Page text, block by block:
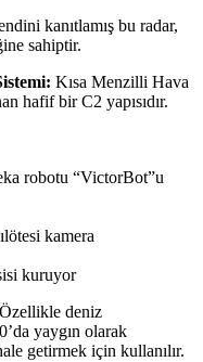
kanıtlamış bu radar,
sahiptir.
Kısa Menzilli Hava
hafif bir C2 yapısıdır.
robotu “VictorBot”u
kamera
kuruyor
Özellikle deniz
yaygın olarak
getirmek için kullanılır.